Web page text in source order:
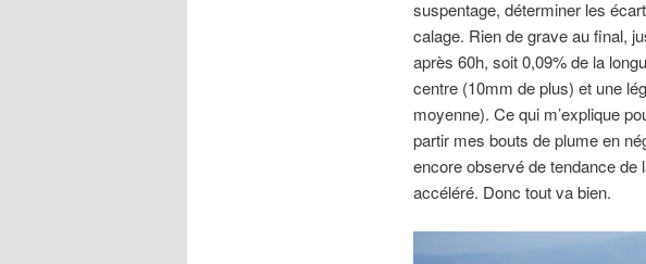
suspentage, déterminer les
calage. Rien de grave au final,
après 60h, soit 0,09% de la
centre (10mm de plus) et une
moyenne). Ce qui m’explique
partir mes bouts de plume en
encore observé de tendance de
accéléré. Donc tout va bien.